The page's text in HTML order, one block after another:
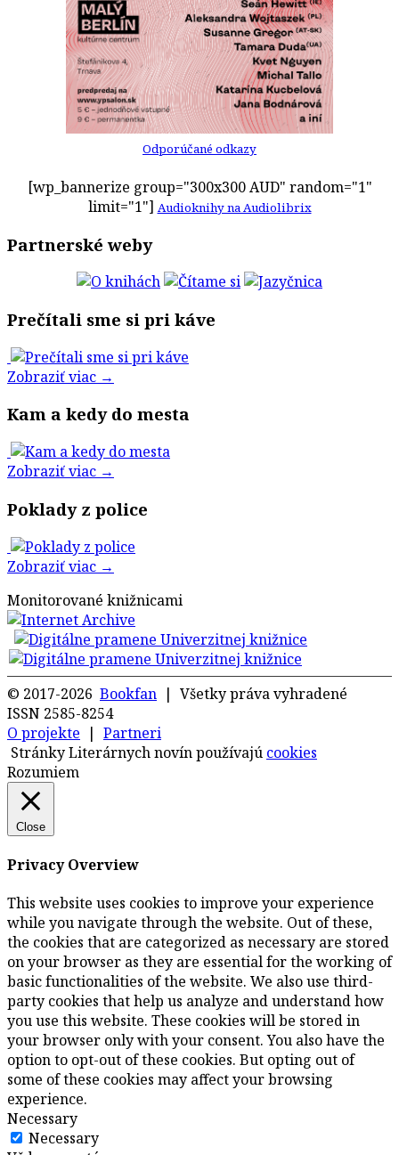
Odporúčané odkazy
[wp_bannerize group="300x300 AUD" random="1"
limit="1"] Audioknihy na Audiolibrix
Partnerské weby
Prečítali sme si pri káve
Zobraziť viac →
Kam a kedy do mesta
Zobraziť viac →
Poklady z police
Zobraziť viac →
Monitorované knižnicami
© 2017-2026 Bookfan | Všetky práva vyhradené
ISSN 2585-8254
O projekte | Partneri
Stránky Literárnych novín používajú cookies
Rozumiem
Close
Privacy Overview
This website uses cookies to improve your experience
while you navigate through the website. Out of these,
the cookies that are categorized as necessary are stored
on your browser as they are essential for the working of
basic functionalities of the website. We also use third-
party cookies that help us analyze and understand how
you use this website. These cookies will be stored in
your browser only with your consent. You also have the
option to opt-out of these cookies. But opting out of
some of these cookies may affect your browsing
experience.
Necessary
Necessary